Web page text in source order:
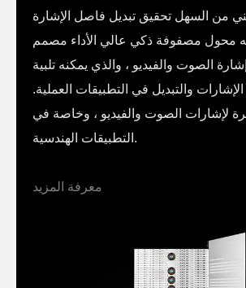
من السهل تحقيق تبديل فاصل الإشارة
إنه محول مصفوفة ذكي عالي الأداء مصمم
الصوت والفيديو ، والذي يمكنه تلبية
الإشارات والتبديل في التطبيقات العملية.
لإشارات الصوت والفيديو ، وخاصة في
التطبيقات الهندسية.
معرفة المزيد